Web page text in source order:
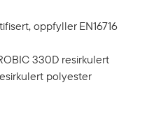
oppfyller EN16716
330D resirkulert
polyester